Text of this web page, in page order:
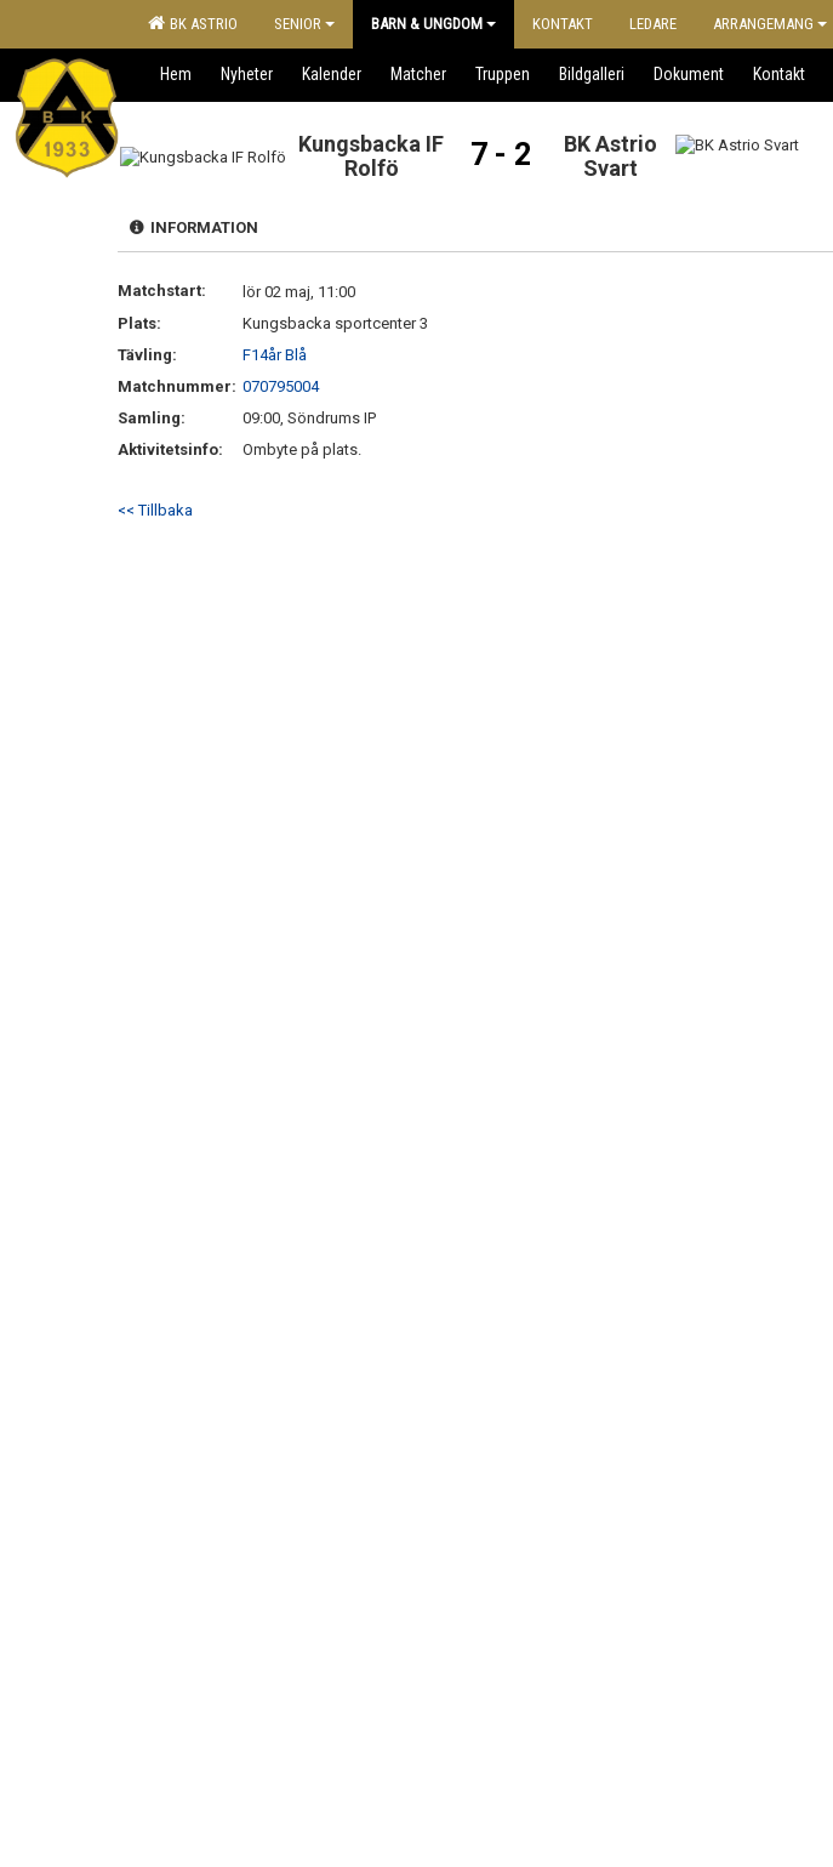
BK ASTRIO SENIOR BARN & UNGDOM KONTAKT LEDARE ARRANGEMANG
Hem Nyheter Kalender Matcher Truppen Bildgalleri Dokument Kontakt
Kungsbacka IF
Rolfö
7 - 2
BK Astrio
Svart
INFORMATION
Matchstart:
lör 02 maj, 11:00
Plats:
Kungsbacka sportcenter 3
Tävling:
F14år Blå
Matchnummer: 070795004
Samling:
09:00, Söndrums IP
Aktivitetsinfo:
Ombyte på plats.
<< Tillbaka